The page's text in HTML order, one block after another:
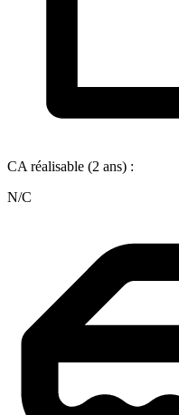
CA réalisable (2 ans) :
N/C